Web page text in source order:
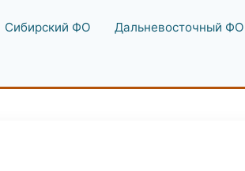
Сибирский ФО Дальневосточный ФО